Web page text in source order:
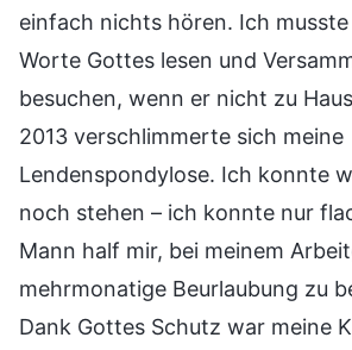
einfach nichts hören. Ich
Worte Gottes lesen und
besuchen, wenn er nicht zu
2013 verschlimmerte sich meine
Lendenspondylose. Ich konnte
noch stehen – ich konnte nur
Mann half mir, bei meinem
mehrmonatige Beurlaubung zu
Dank Gottes Schutz war meine